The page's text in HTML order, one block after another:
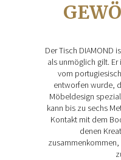
Der Tisch DIAMOND
als unmöglich gilt.
vom
entworfen wurde,
Möbeldesign
kann bis zu sechs
Kontakt mit dem
denen